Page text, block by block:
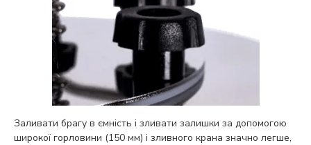
Заливати брагу в ємність і зливати залишки за допомогою
широкої горловини (150 мм) і зливного крана значно легше,